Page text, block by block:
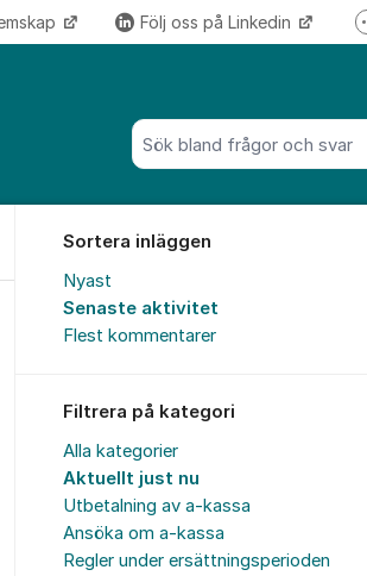
Sök bland alla inlägg
Följ oss på Linkedin
Sortera inläggen
Nyast
Senaste aktivitet
Flest kommentarer
Filtrera på kategori
Alla kategorier
Aktuellt just nu
Utbetalning av a-kassa
Ansöka om a-kassa
Regler under ersättningsperioden